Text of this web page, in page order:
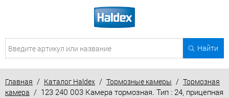
Найти
Главная / Каталог Haldex / Тормозные камеры / Тормозная
камера / 123 240 003 Камера тормозная. Тип : 24, прицепная